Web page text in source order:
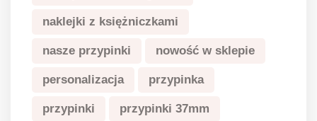
naklejki z księżniczkami
nasze przypinki nowość w sklepie
personalizacja przypinka
przypinki przypinki 37mm